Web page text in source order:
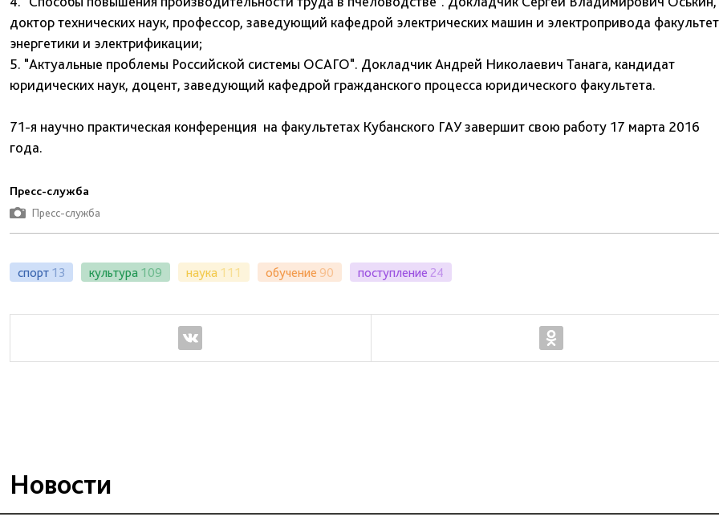
доктор технических наук, профессор, заведующий кафедрой электрических машин и электропривода
энергетики и электрификации;
5. "Актуальные проблемы Российской системы ОСАГО". Докладчик Андрей Николаевич Танага, кандидат
юридических наук, доцент, заведующий кафедрой гражданского процесса юридического факультета.
71-я научно практическая конференция на факультетах Кубанского ГАУ завершит свою работу 17 марта 2016
года.
Пресс-служба
Пресс-служба
спорт 13 культура 109 наука 111 обучение 90 поступление 24
Новости